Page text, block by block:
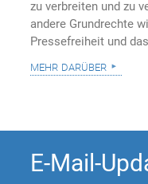
zu verbreiten und zu
andere Grundrechte
Pressefreiheit und
mehr darüber
E-Mail-